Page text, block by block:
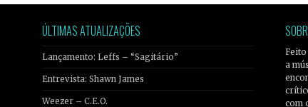
ÚLTIMAS ATUALIZAÇÕES
Lançamento: Leffs – “Sagitário”
Entrevista: Shawn James
Weezer – C.E.O.
Feito
a
com